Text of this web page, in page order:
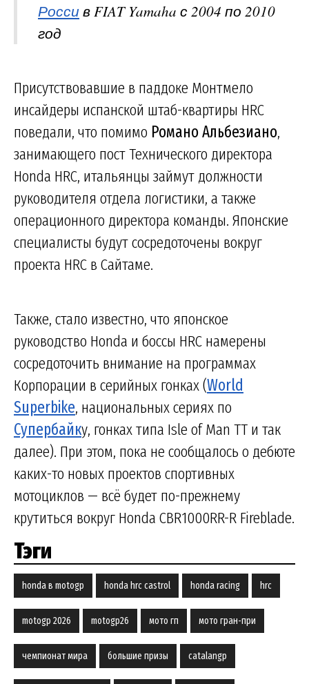
Россив FIAT Yamaha с 2004 по 2010
год
Присутствовавшие в паддоке Монтмело
инсайдеры испанской штаб-квартиры HRC
поведали, что помимо Романо Альбезиано,
занимающего пост Технического директора
Honda HRC, итальянцы займут должности
руководителя отдела логистики, а также
операционного директора команды. Японские
специалисты будут сосредоточены вокруг
проекта HRC в Сайтаме.
Также, стало известно, что японское
руководство Honda и боссы HRC намерены
сосредоточить внимание на программах
Корпорации в серийных гонках (World
Superbike, национальных сериях по
Супербайку, гонках типа Isle of Man TT и так
далее). При этом, пока не сообщалось о дебюте
каких-то новых проектов спортивных
мотоциклов — всё будет по-прежнему
крутиться вокруг Honda CBR1000RR-R Fireblade.
Тэги
honda в motogp honda hrc castrol honda racing hrc
motogp 2026 motogp26 мото гп мото гран-при
чемпионат мира большие призы catalangp